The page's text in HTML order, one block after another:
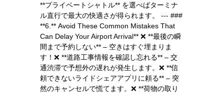
**プライベートシャトル** を選べばターミナ
ル直行で最大の快適さが得られます。 --- ###
**6.** Avoid These Common Mistakes That
Can Delay Your Airport Arrival** ❌ **最後の瞬
間まで予約しない** – 空きはすぐ埋まりま
す！❌ **道路工事情報を確認し忘れる** – 交
通渋滞で予想外の遅れが発生します。❌ **信
頼できないライドシェアアプリに頼る** – 突
然のキャンセルで慌てます。❌ **荷物の取り